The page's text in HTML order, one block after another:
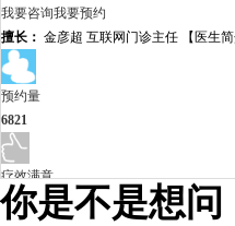
我要咨询我要预约
擅长： 金彦超 互联网门诊主任 【医生
预约量
6821
疗效满意
98%
你是不是想问